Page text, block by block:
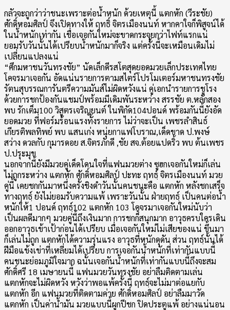
กลัวจะถูกว่าว่าชนะเพราะต่อน้ำหนัก ด้วยเหตุนี้ แตกหัก (วีระชัย)
ศักดิ์หอมศิลป์ จึงเปิดทางให้ ฤทธิ์ จิตรเมืองนนท์ หากคาใจก็พิสูจน์ได้
ในน้ำหนักเท่ากัน เชื่อเจอกันใหม่จะขาดกระจุยกว่าไฟท์แรกแน่
ยอมรับวันนั้นได้เปรียบน้ำหนักมาก็จริง แต่ครั้งนี้จะเหมือนเดิมไม่
เปลี่ยนแปลงแน่
“ศึกมหาชนวันทรงชัย” นัดเล็กดีรสโตสุดยอดมวยเล็กประเทศไทย
โคจรมาเจอกัน อัดแน่นรายการตามสไตร์โปรโมเตอร์มหาชนทรงชัย
รัตนสุบรรณการันตรีความมันส์ไม่ผิดหวังแน่ คู่เอกนำรายการชูโรง
ด้วยการชกป้องกันแชมป์พร้อมมีเดิมพันระหว่าง สรรชัย ต.หลักสอง
พบ รักเต็ม100 วิสูตรเจริญยนต์ ในพิกัด104ปอนด์ พร้อมกันนี้ยังอัด
ยอดมวย ที่ฟอร์มร้อนแรงทั้งรายการ ไม่ว่าจะเป็น เพชรลำสินธ์
เกียรติพลทิพย์ พบ แสนเก่ง หนุ่ยกาแฟโบราณ,เด็ดขาด ป.พงษ์
สว่าง ดวลกับ กุมารดอย ส.จิตรภักดี ,ชัย สจ.ต้อยแปดริ้ว พบ ต้นเพชร
ป.ปรุะมุข
นอกจากนี้ยังมีมวยคู่เด็ดโดนใจที่แฟนมวยต่าง ซูฮกเจอกันใหม่ก็เล่น
ไม่ถูกระหว่าง แตกหัก ศักดิ์หอมศิลป์ ปะทะ ฤทธฺ์ จิตรเมืองนนท์ มวย
คู่นี้ เคยชกกันมาหนึ่งครั้งชิงดำวันนั้นคนชนะคือ แตกหัก หลังชกเสร็จ
ทางฤทธฺ์ ยังไม่ยอมรับความแพ้ เพราะวันนั้น ฝ่ายฤทธฺ์ เป็นคนต่อน้ำ
หนักให้1 ปอนด์ ฤทธฺ์102 แตกหัก 103 โคจรมาเจอกันใหม่นับว่า
เป็นผลดีมากๆ มวยคู่นี้ถึงเงินมาก การชกก็๋สนุกมาก อาวุธครบใครเดิน
ออกอาวุธเข้าเป้าก่อนได้เปรียบ เมื่อเจอกันใหม่ไม่เสียของแน่ ขึ้นมา
ก็เล่นไม่ถูก แตกหักได้ความรุ่นแรง อาวุธที่หนักดุดัน ส่วน ฤทธฺ์นั้นได้
ฝีมือแข้งเข่าที่เหลี่ยมได้เปรียบ การเจอกันน้ำหนักที่เท่ากันแบบนี้
คนชนะย่อมภูมิใจมาก ฉนั้นเจอกันน้ำหนักที่เท่ากันแบบนี้ถึงจะสม
ศักดิ์ศรี 18 เมษายนนี้ แฟนมวยวันทรงชัย อย่าลืมติดตามเล่น
แตกหักจะไม่ผิดหวัง หวังว่าพอแพ้ครั้งนี้ ฤทธฺ์จะไม่มาต่อแยกับ
แตกหัก อีก แฟนมวยที่ติดตามค่าย ศักดิ์หอมศิลป์ อย่าลืมมาวัด
แตกหัก เป็นค่าน้ำมัน มวยแบบนี้ผูกปีชก ปิดประตูแพ้ อย่างแน่นอน